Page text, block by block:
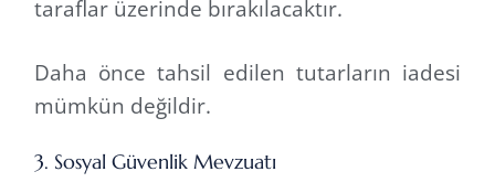
taraflar üzerinde bırakılacaktır.
Daha önce tahsil edilen tutarların iadesi
mümkün değildir.
3. Sosyal Güvenlik Mevzuatı